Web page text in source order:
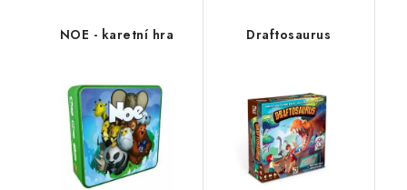
NOE - karetní hra Draftosaurus